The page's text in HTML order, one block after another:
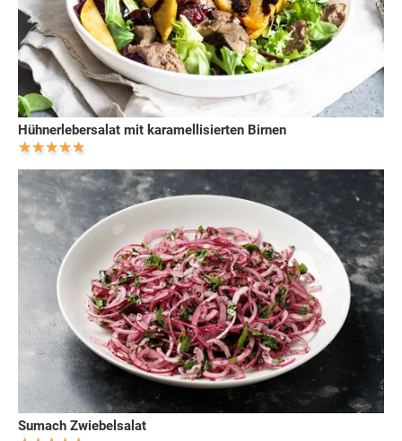
Hühnerlebersalat mit karamellisierten Birnen
Sumach Zwiebelsalat